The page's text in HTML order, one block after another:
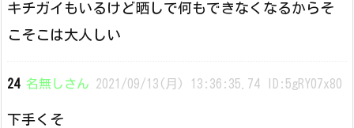
キチガイもいるけど晒しで何もできなくなるからそ
こそこは大人しい
24 名無しさん 2021/09/13(月) 13:36:35.74 ID:5gRY07x80
下手くそ